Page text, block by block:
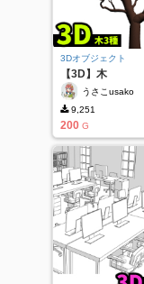
3Dオブジェクト
【3D】木
うさこusako
9,251
200 G